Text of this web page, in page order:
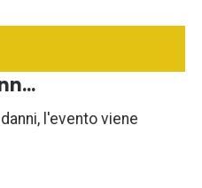
l'evento viene